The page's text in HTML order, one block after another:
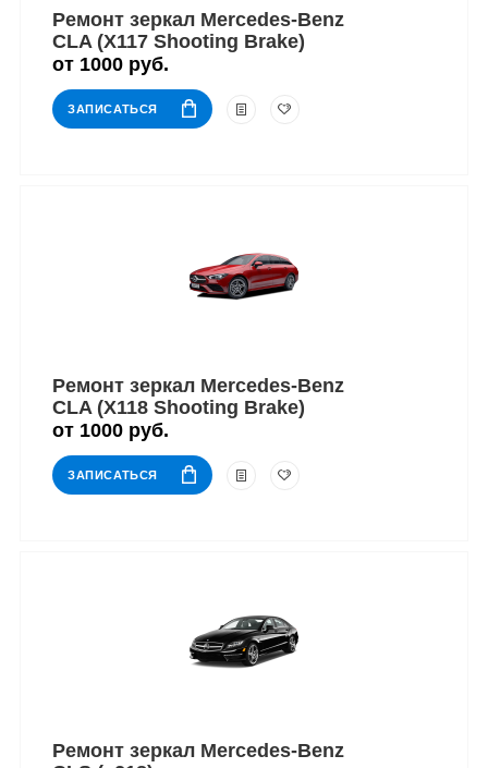
Ремонт зеркал Mercedes-Benz
CLA (X117 Shooting Brake)
от 1000 руб.
ЗАПИСАТЬСЯ
Ремонт зеркал Mercedes-Benz
CLA (X118 Shooting Brake)
от 1000 руб.
ЗАПИСАТЬСЯ
Ремонт зеркал Mercedes-Benz